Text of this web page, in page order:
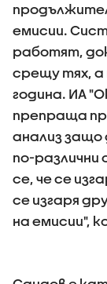
емисии.
работят,
срещу тях,
година. ИА
препраща
анализ защо
по-различни
се, че се
се изгаря
на емисии",